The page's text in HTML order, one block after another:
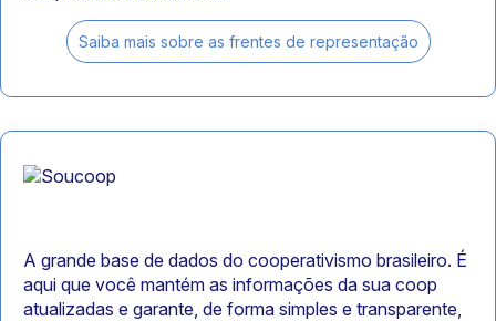
Saiba mais sobre as frentes de representação
A grande base de dados do cooperativismo brasileiro. É
aqui que você mantém as informações da sua coop
atualizadas e garante, de forma simples e transparente,